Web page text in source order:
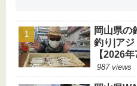
岡山県の
釣り|アジ
【2026年
987 views